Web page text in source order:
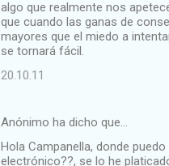
algo que realmente nos
que cuando las ganas de
mayores que el miedo a
se tornará fácil.
20.10.11
Anónimo ha dicho que…
Hola Campanella, donde
electrónico??, se lo he